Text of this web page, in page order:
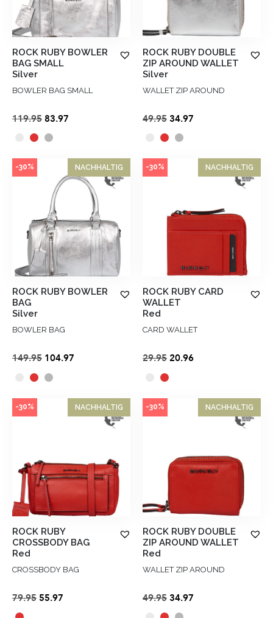
ROCK RUBY BOWLER
BAG SMALL
Silver
BOWLER BAG SMALL
119.95 Ursprünglicher
Preis
war:
€119.95
83.97
€83.97.
ROCK RUBY DOUBLE
ZIP AROUND WALLET
Silver
WALLET ZIP AROUND
49.95 Ursprünglicher
Preis
war:
€49.95
34.97
€34.97.
NACHHALTIG
-30%
ROCK RUBY BOWLER
BAG
Silver
BOWLER BAG
149.95 Ursprünglicher
Preis
war:
€149.95
104.97
€104.97.
NACHHALTIG
-30%
ROCK RUBY CARD
WALLET
Red
CARD WALLET
29.95 Ursprünglicher
€29.95
20.96Aktueller
€20.96.
NACHHALTIG
-30%
ROCK RUBY
CROSSBODY BAG
Red
CROSSBODY BAG
79.95 Ursprünglicher
55.97
NACHHALTIG
-30%
ROCK RUBY DOUBLE
ZIP AROUND WALLET
Red
WALLET ZIP AROUND
49.95 Ursprünglicher
Preis
34.97